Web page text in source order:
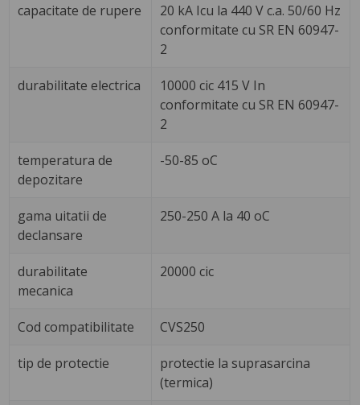
capacitate de rupere
20 kA Icu la 440 V c.a. 50/60 Hz
conformitate cu SR EN 60947-
2
durabilitate electrica
10000 cic 415 V In
conformitate cu SR EN 60947-
2
temperatura de
depozitare
-50-85 oC
gama uitatii de
declansare
250-250 A la 40 oC
durabilitate
mecanica
20000 cic
Cod compatibilitate CVS250
tip de protectie
protectie la suprasarcina
(termica)